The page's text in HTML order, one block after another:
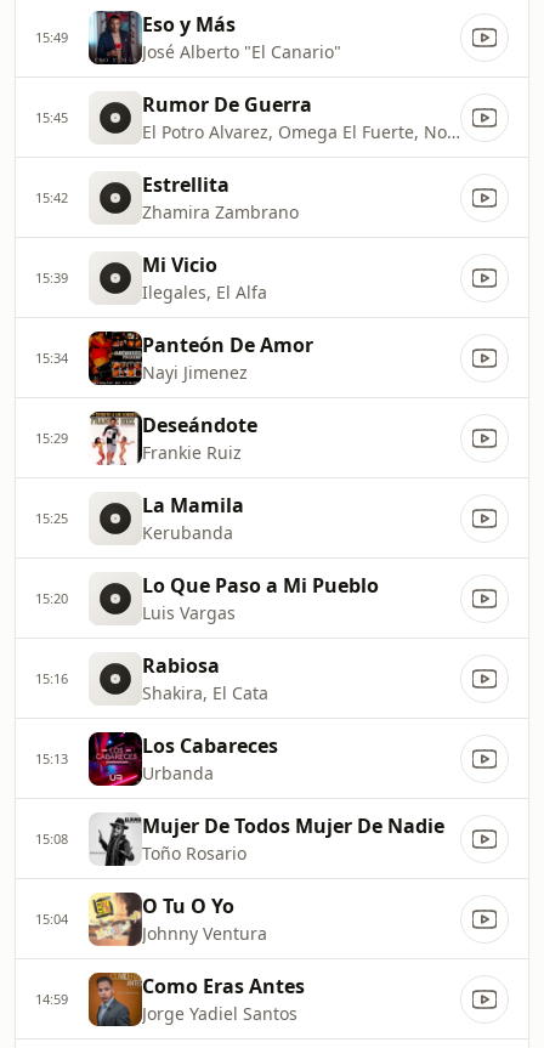
15:49 Eso y Más
José Alberto "El Canario"
15:45 Rumor De Guerra
El Potro Alvarez, Omega El Fuerte, Notty
15:42 Estrellita
Zhamira Zambrano
15:39 Mi Vicio
Ilegales, El Alfa
15:34 Panteón De Amor
Nayi Jimenez
15:29 Deseándote
Frankie Ruiz
15:25 La Mamila
Kerubanda
15:20 Lo Que Paso a Mi Pueblo
Luis Vargas
15:16 Rabiosa
Shakira, El Cata
15:13 Los Cabareces
Urbanda
15:08 Mujer De Todos Mujer De Nadie
Toño Rosario
15:04 O Tu O Yo
Johnny Ventura
14:59 Como Eras Antes
Jorge Yadiel Santos